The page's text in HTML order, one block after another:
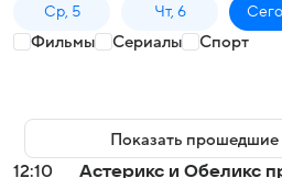
Ср, 5 Чт, 6
Фильмы Сериалы Спорт
Показать прошедшие
12:10
Астерикс и Обеликс